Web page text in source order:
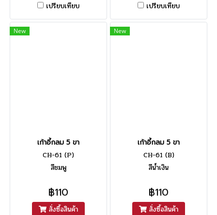
เปรียบเทียบ
เปรียบเทียบ
New
เก้าอี้กลม 5 ขา
CH-61 (P)
สีชมพู
฿110
สั่งซื้อสินค้า
New
เก้าอี้กลม 5 ขา
CH-61 (B)
สีน้ำเงิน
฿110
สั่งซื้อสินค้า